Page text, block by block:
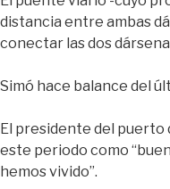
distancia entre ambas
conectar las dos
Simó hace balance del
El presidente del puerto
este periodo como
hemos vivido”.